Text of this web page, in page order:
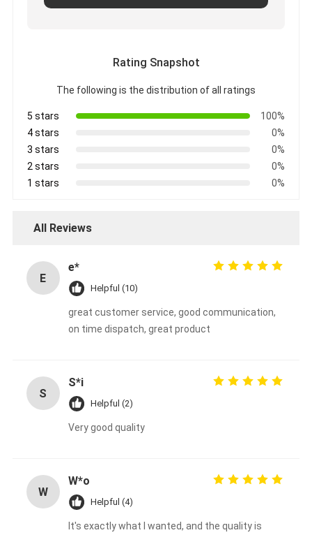
Rating Snapshot
The following is the distribution of all ratings
5 stars
100%
4 stars
0%
3 stars
0%
2 stars
0%
1 stars
0%
All Reviews
E
e*
Helpful (10)
great customer service, good communication,
on time dispatch, great product
S
S*i
Helpful (2)
Very good quality
W
W*o
Helpful (4)
It's exactly what I wanted, and the quality is